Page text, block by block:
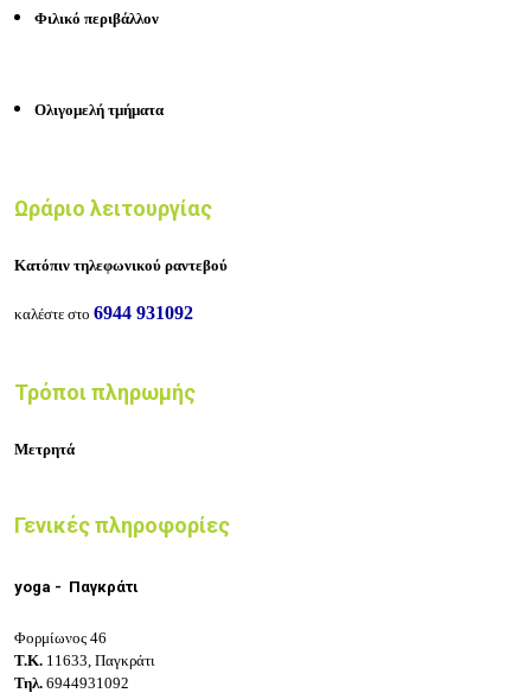
Φιλικό περιβάλλον
Ολιγομελή τμήματα
Ωράριο λειτουργίας
Κατόπιν τηλεφωνικού ραντεβού
καλέστε στο 6944 931092
Τρόποι πληρωμής
Μετρητά
Γενικές πληροφορίες
yoga - Παγκράτι
Φορμίωνος 46
Τ.Κ. 11633, Παγκράτι
Τηλ. 6944931092